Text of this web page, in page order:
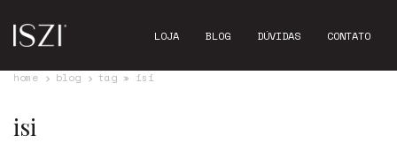
LOJA BLOG DÚVIDAS CONTATO
home blog tag » isi
isi